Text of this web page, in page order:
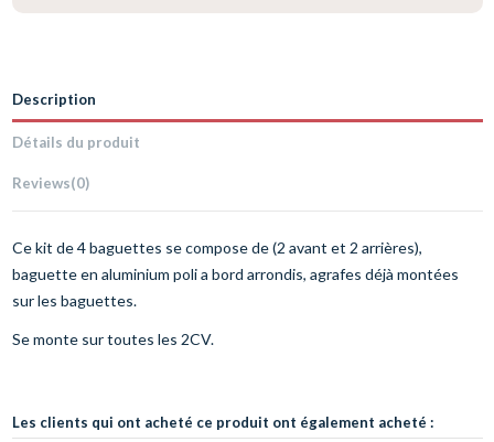
Description
Détails du produit
Reviews(0)
Ce kit de 4 baguettes se compose de (2 avant et 2 arrières),
baguette en aluminium poli a bord arrondis, agrafes déjà montées
sur les baguettes.
Se monte sur toutes les 2CV.
Les clients qui ont acheté ce produit ont également acheté :